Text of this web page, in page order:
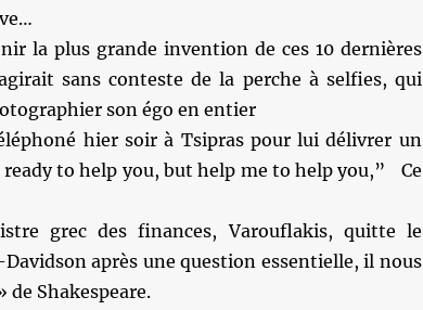
la plus grande invention de ces 10 dernières
sans conteste de la perche à selfies, qui
son égo en entier
hier soir à Tsipras pour lui délivrer un
to help you, but help me to help you,” Ce
grec des finances, Varouflakis, quitte le
après une question essentielle, il nous
de Shakespeare.